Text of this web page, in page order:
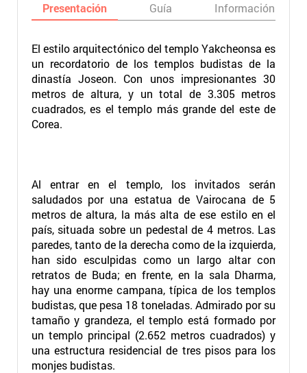
Presentación Guía Información
El estilo arquitectónico del templo Yakcheonsa es
un recordatorio de los templos budistas de la
dinastía Joseon. Con unos impresionantes 30
metros de altura, y un total de 3.305 metros
cuadrados, es el templo más grande del este de
Corea.
Al entrar en el templo, los invitados serán
saludados por una estatua de Vairocana de 5
metros de altura, la más alta de ese estilo en el
país, situada sobre un pedestal de 4 metros. Las
paredes, tanto de la derecha como de la izquierda,
han sido esculpidas como un largo altar con
retratos de Buda; en frente, en la sala Dharma,
hay una enorme campana, típica de los templos
budistas, que pesa 18 toneladas. Admirado por su
tamaño y grandeza, el templo está formado por
un templo principal (2.652 metros cuadrados) y
una estructura residencial de tres pisos para los
monjes budistas.